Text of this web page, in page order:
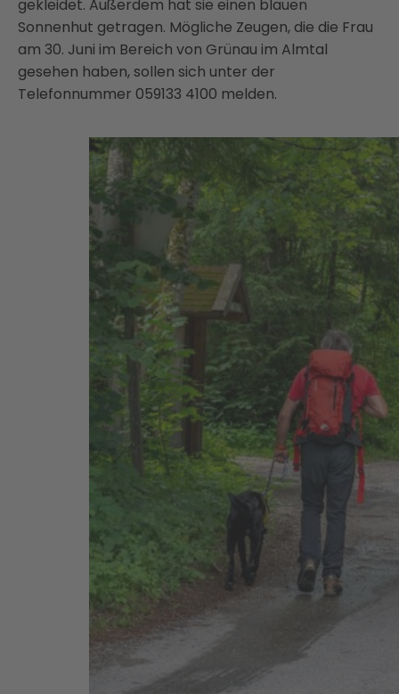
gekleidet. Außerdem hat sie einen blauen
Sonnenhut getragen. Mögliche Zeugen, die die Frau
am 30. Juni im Bereich von Grünau im Almtal
gesehen haben, sollen sich unter der
Telefonnummer 059133 4100 melden.